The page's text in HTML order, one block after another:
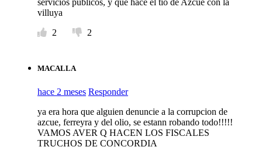
servicios publicos, y que hace el tio de Azcue con la
villuya
2
2
MACALLA
hace 2 meses Responder
ya era hora que alguien denuncie a la corrupcion de
azcue, ferreyra y del olio, se estann robando todo!!!!!
VAMOS AVER Q HACEN LOS FISCALES
TRUCHOS DE CONCORDIA